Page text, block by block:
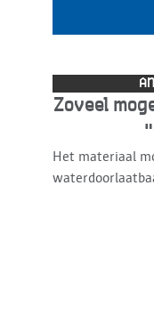
Zoveel
Het materiaal